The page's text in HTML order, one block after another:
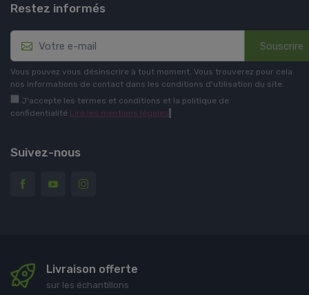
Restez informés
Souscrire
Vous pouvez vous désinscrire à tout moment. Vous trouverez pour cela
nos informations de contact dans les conditions d'utilisation du site.
J'accepte les termes et conditions et la politique de
confidentialité Lire les mentions légales.
Suivez-nous
Livraison offerte
sur les échantillons